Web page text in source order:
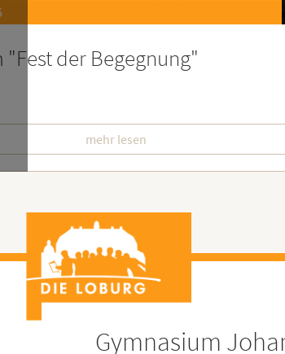
2026 – Der perfekte Start in die
mehr lesen
Gymnasium